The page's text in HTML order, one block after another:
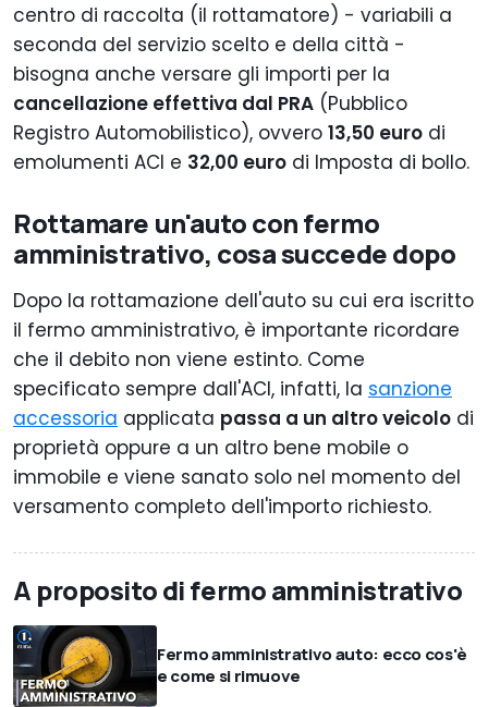
centro di raccolta (il rottamatore) - variabili a
seconda del servizio scelto e della città -
bisogna anche versare gli importi per la
cancellazione effettiva dal PRA (Pubblico
Registro Automobilistico), ovvero 13,50 euro di
emolumenti ACI e 32,00 euro di Imposta di bollo.
Rottamare un'auto con fermo
amministrativo, cosa succede dopo
Dopo la rottamazione dell'auto su cui era iscritto
il fermo amministrativo, è importante ricordare
che il debito non viene estinto. Come
specificato sempre dall'ACI, infatti, la sanzione
accessoria applicata passa a un altro veicolo di
proprietà oppure a un altro bene mobile o
immobile e viene sanato solo nel momento del
versamento completo dell'importo richiesto.
A proposito di fermo amministrativo
Fermo amministrativo auto: ecco cos'è
e come si rimuove